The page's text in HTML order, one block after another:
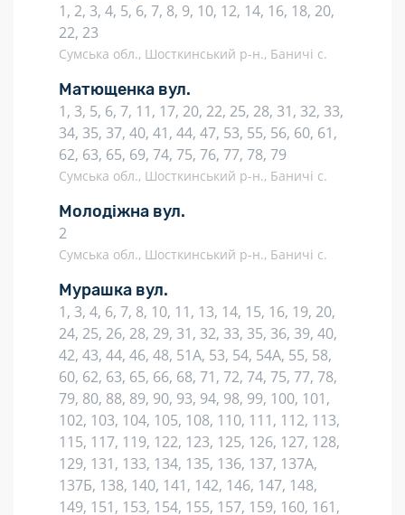
1, 2, 3, 4, 5, 6, 7, 8, 9, 10, 12, 14, 16, 18, 20,
22, 23
Сумська обл., Шосткинський р-н., Баничі с.
Матющенка вул.
1, 3, 5, 6, 7, 11, 17, 20, 22, 25, 28, 31, 32, 33,
34, 35, 37, 40, 41, 44, 47, 53, 55, 56, 60, 61,
62, 63, 65, 69, 74, 75, 76, 77, 78, 79
Сумська обл., Шосткинський р-н., Баничі с.
Молодіжна вул.
2
Сумська обл., Шосткинський р-н., Баничі с.
Мурашка вул.
1, 3, 4, 6, 7, 8, 10, 11, 13, 14, 15, 16, 19, 20,
24, 25, 26, 28, 29, 31, 32, 33, 35, 36, 39, 40,
42, 43, 44, 46, 48, 51А, 53, 54, 54А, 55, 58,
60, 62, 63, 65, 66, 68, 71, 72, 74, 75, 77, 78,
79, 80, 88, 89, 90, 93, 94, 98, 99, 100, 101,
102, 103, 104, 105, 108, 110, 111, 112, 113,
115, 117, 119, 122, 123, 125, 126, 127, 128,
129, 131, 133, 134, 135, 136, 137, 137А,
137Б, 138, 140, 141, 142, 146, 147, 148,
149, 151, 153, 154, 155, 157, 159, 160, 161,